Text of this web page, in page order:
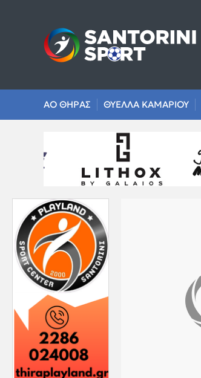
ΑΟ ΘΗΡΑΣ ΘΥΕΛΛΑ ΚΑΜΑΡΙΟΥ